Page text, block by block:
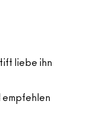
liebe ihn
empfehlen